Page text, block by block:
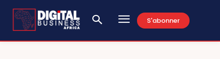
S'abonner